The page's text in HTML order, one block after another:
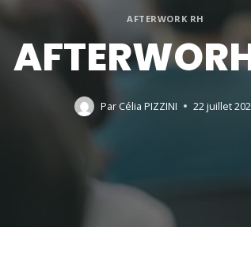
AFTERWORK RH
Par Célia PIZZINI 22 juillet